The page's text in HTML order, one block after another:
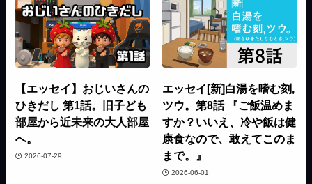
【エッセイ】おじいさんの
ひきだし 第1話。旧子ども
部屋から近未来の大人部屋
へ。
2026-07-29
エッセイ[新]白湯を嗜む刻,
ツウ。第8話 『ご飯温めま
すか？いいえ、冷や飯は健
康食なので、敢えてこのま
まで。』
2026-06-01